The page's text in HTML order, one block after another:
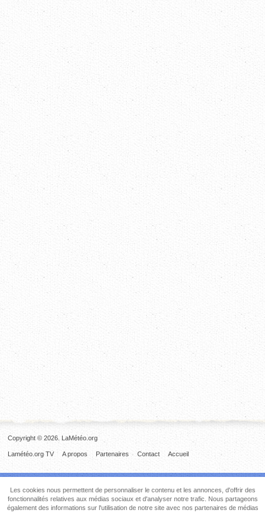
Copyright © 2026. LaMétéo.org
Accueil
Contact
Partenaires
A propos
Lamétéo.org TV
Les cookies nous permettent de personnaliser le contenu et les annonces, d'offrir des
fonctionnalités relatives aux médias sociaux et d'analyser notre trafic. Nous partageons
également des informations sur l'utilisation de notre site avec nos partenaires de médias